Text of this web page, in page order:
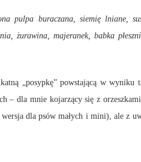
pulpa buraczana, siemię lniane,
żurawina, majeranek, babka
„posypkę” powstającą w wyniku
– dla mnie kojarzący się z
dla psów małych i mini), ale z